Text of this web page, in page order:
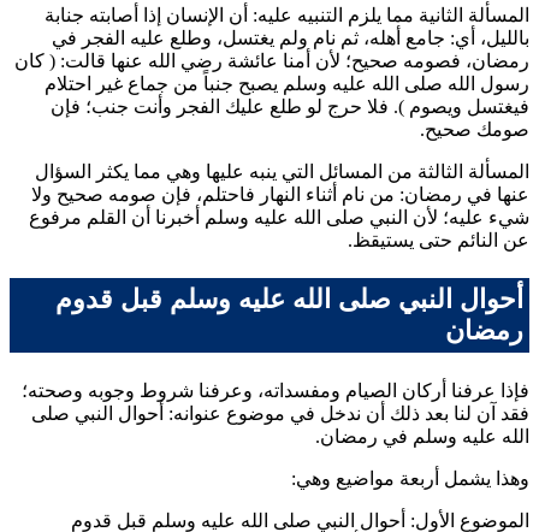
المسألة الثانية مما يلزم التنبيه عليه: أن الإنسان إذا أصابته جنابة
بالليل، أي: جامع أهله، ثم نام ولم يغتسل، وطلع عليه الفجر في
رمضان، فصومه صحيح؛ لأن أمنا عائشة رضي الله عنها قالت: ( كان
رسول الله صلى الله عليه وسلم يصبح جنباً من جماع غير احتلام
فيغتسل ويصوم ). فلا حرج لو طلع عليك الفجر وأنت جنب؛ فإن
صومك صحيح.
المسألة الثالثة من المسائل التي ينبه عليها وهي مما يكثر السؤال
عنها في رمضان: من نام أثناء النهار فاحتلم، فإن صومه صحيح ولا
شيء عليه؛ لأن النبي صلى الله عليه وسلم أخبرنا أن القلم مرفوع
عن النائم حتى يستيقظ.
أحوال النبي صلى الله عليه وسلم قبل قدوم
رمضان
فإذا عرفنا أركان الصيام ومفسداته، وعرفنا شروط وجوبه وصحته؛
فقد آن لنا بعد ذلك أن ندخل في موضوع عنوانه: أحوال النبي صلى
الله عليه وسلم في رمضان.
وهذا يشمل أربعة مواضيع وهي:
الموضوع الأول: أحوال النبي صلى الله عليه وسلم قبل قدوم